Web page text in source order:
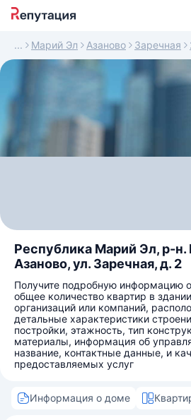
Марий Эл Азаново Заречная
Республика Марий Эл, р-
Азаново, ул. Заречная, д. 2
Получите подробную информацию
общее количество квартир в
организаций или компаний,
детальные характеристики
постройки, этажность, тип
материалы, информация об
название, контактные данные, и
предоставляемых услуг
Информация о доме